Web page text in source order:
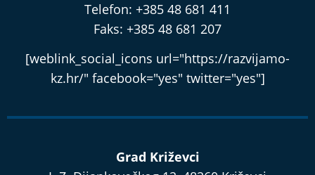
Telefon: +385 48 681 411
Faks: +385 48 681 207
[weblink_social_icons url="https://razvijamo-
kz.hr/" facebook="yes" twitter="yes"]
Grad Križevci